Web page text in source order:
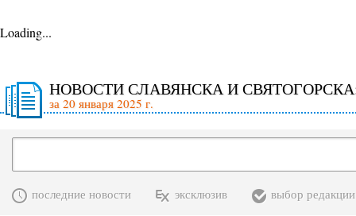
Loading...
НОВОСТИ СЛАВЯНСКА И
за 20 января 2025 г.
последние новости эксклюзив выбор редакции